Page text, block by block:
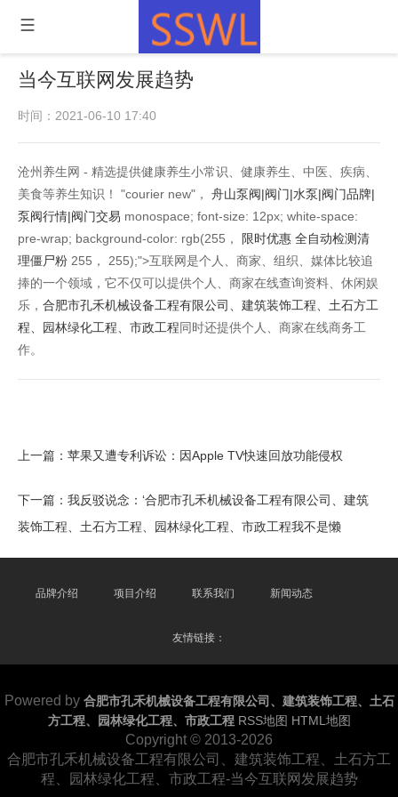
当今互联网发展趋势
时间：2021-06-10 17:40
沧州养生网 - 精选提供健康养生小常识、健康养生、中医、疾病、
美食等养生知识！ "courier new"， 舟山泵阀|阀门|水泵|阀门品牌|
泵阀行情|阀门交易 monospace; font-size: 12px; white-space:
pre-wrap; background-color: rgb(255，
限时优惠 全自动检测清
理僵尸粉 255， 255);">互联网是个人、商家、组织、媒体比较追
捧的一个领域，它不仅可以提供个人、商家在线查询资料、休闲娱
乐， 合肥市孔禾机械设备工程有限公司、建筑装饰工程、土石方工
程、园林绿化工程、市政工程同时还提供个人、商家在线商务工
作。
上一篇： 苹果又遭专利诉讼：因Apple TV快速回放功能侵权
下一篇： 我反驳说念：‘合肥市孔禾机械设备工程有限公司、建筑
装饰工程、土石方工程、园林绿化工程、市政工程我不是懒
品牌介绍 项目介绍 联系我们 新闻动态
友情链接：
Powered by 合肥市孔禾机械设备工程有限公司、建筑装饰工程、土石
方工程、园林绿化工程、市政工程 RSS地图 HTML地图
Copyright © 2013-2026
合肥市孔禾机械设备工程有限公司、建筑装饰工程、土石方工
程、园林绿化工程、市政工程-当今互联网发展趋势